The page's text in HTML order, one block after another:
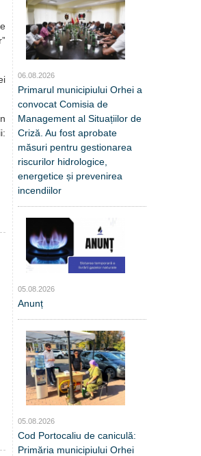
06.08.2026
Primarul municipiului Orhei a
convocat Comisia de
Management al Situațiilor de
Criză. Au fost aprobate
măsuri pentru gestionarea
riscurilor hidrologice,
energetice și prevenirea
incendiilor
05.08.2026
Anunț
05.08.2026
Cod Portocaliu de caniculă:
Primăria municipiului Orhei